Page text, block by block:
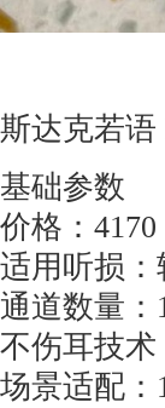
斯达克若语
基础参数
价格：
适用听损
通道数量：
不伤耳技术
场景适配：